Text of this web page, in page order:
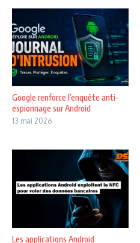
Google renforce l’enquête anti-
espionnage sur Android
13 mai 2026
Les applications Android